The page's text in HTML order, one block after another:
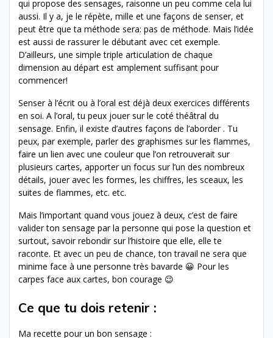
qui propose des sensages, raisonne un peu comme cela lui
aussi. Il y a, je le répète, mille et une façons de senser, et
peut être que ta méthode sera: pas de méthode. Mais l’idée
est aussi de rassurer le débutant avec cet exemple.
D’ailleurs, une simple triple articulation de chaque
dimension au départ est amplement suffisant pour
commencer!
Senser à l’écrit ou à l’oral est déjà deux exercices différents
en soi. A l’oral, tu peux jouer sur le coté théâtral du
sensage. Enfin, il existe d’autres façons de l’aborder . Tu
peux, par exemple, parler des graphismes sur les flammes,
faire un lien avec une couleur que l’on retrouverait sur
plusieurs cartes, apporter un focus sur l’un des nombreux
détails, jouer avec les formes, les chiffres, les sceaux, les
suites de flammes, etc. etc.
Mais l’important quand vous jouez à deux, c’est de faire
valider ton sensage par la personne qui pose la question et
surtout, savoir rebondir sur l’histoire que elle, elle te
raconte. Et avec un peu de chance, ton travail ne sera que
minime face à une personne très bavarde 😀 Pour les
carpes face aux cartes, bon courage 😉
Ce que tu dois retenir :
Ma recette pour un bon sensage :